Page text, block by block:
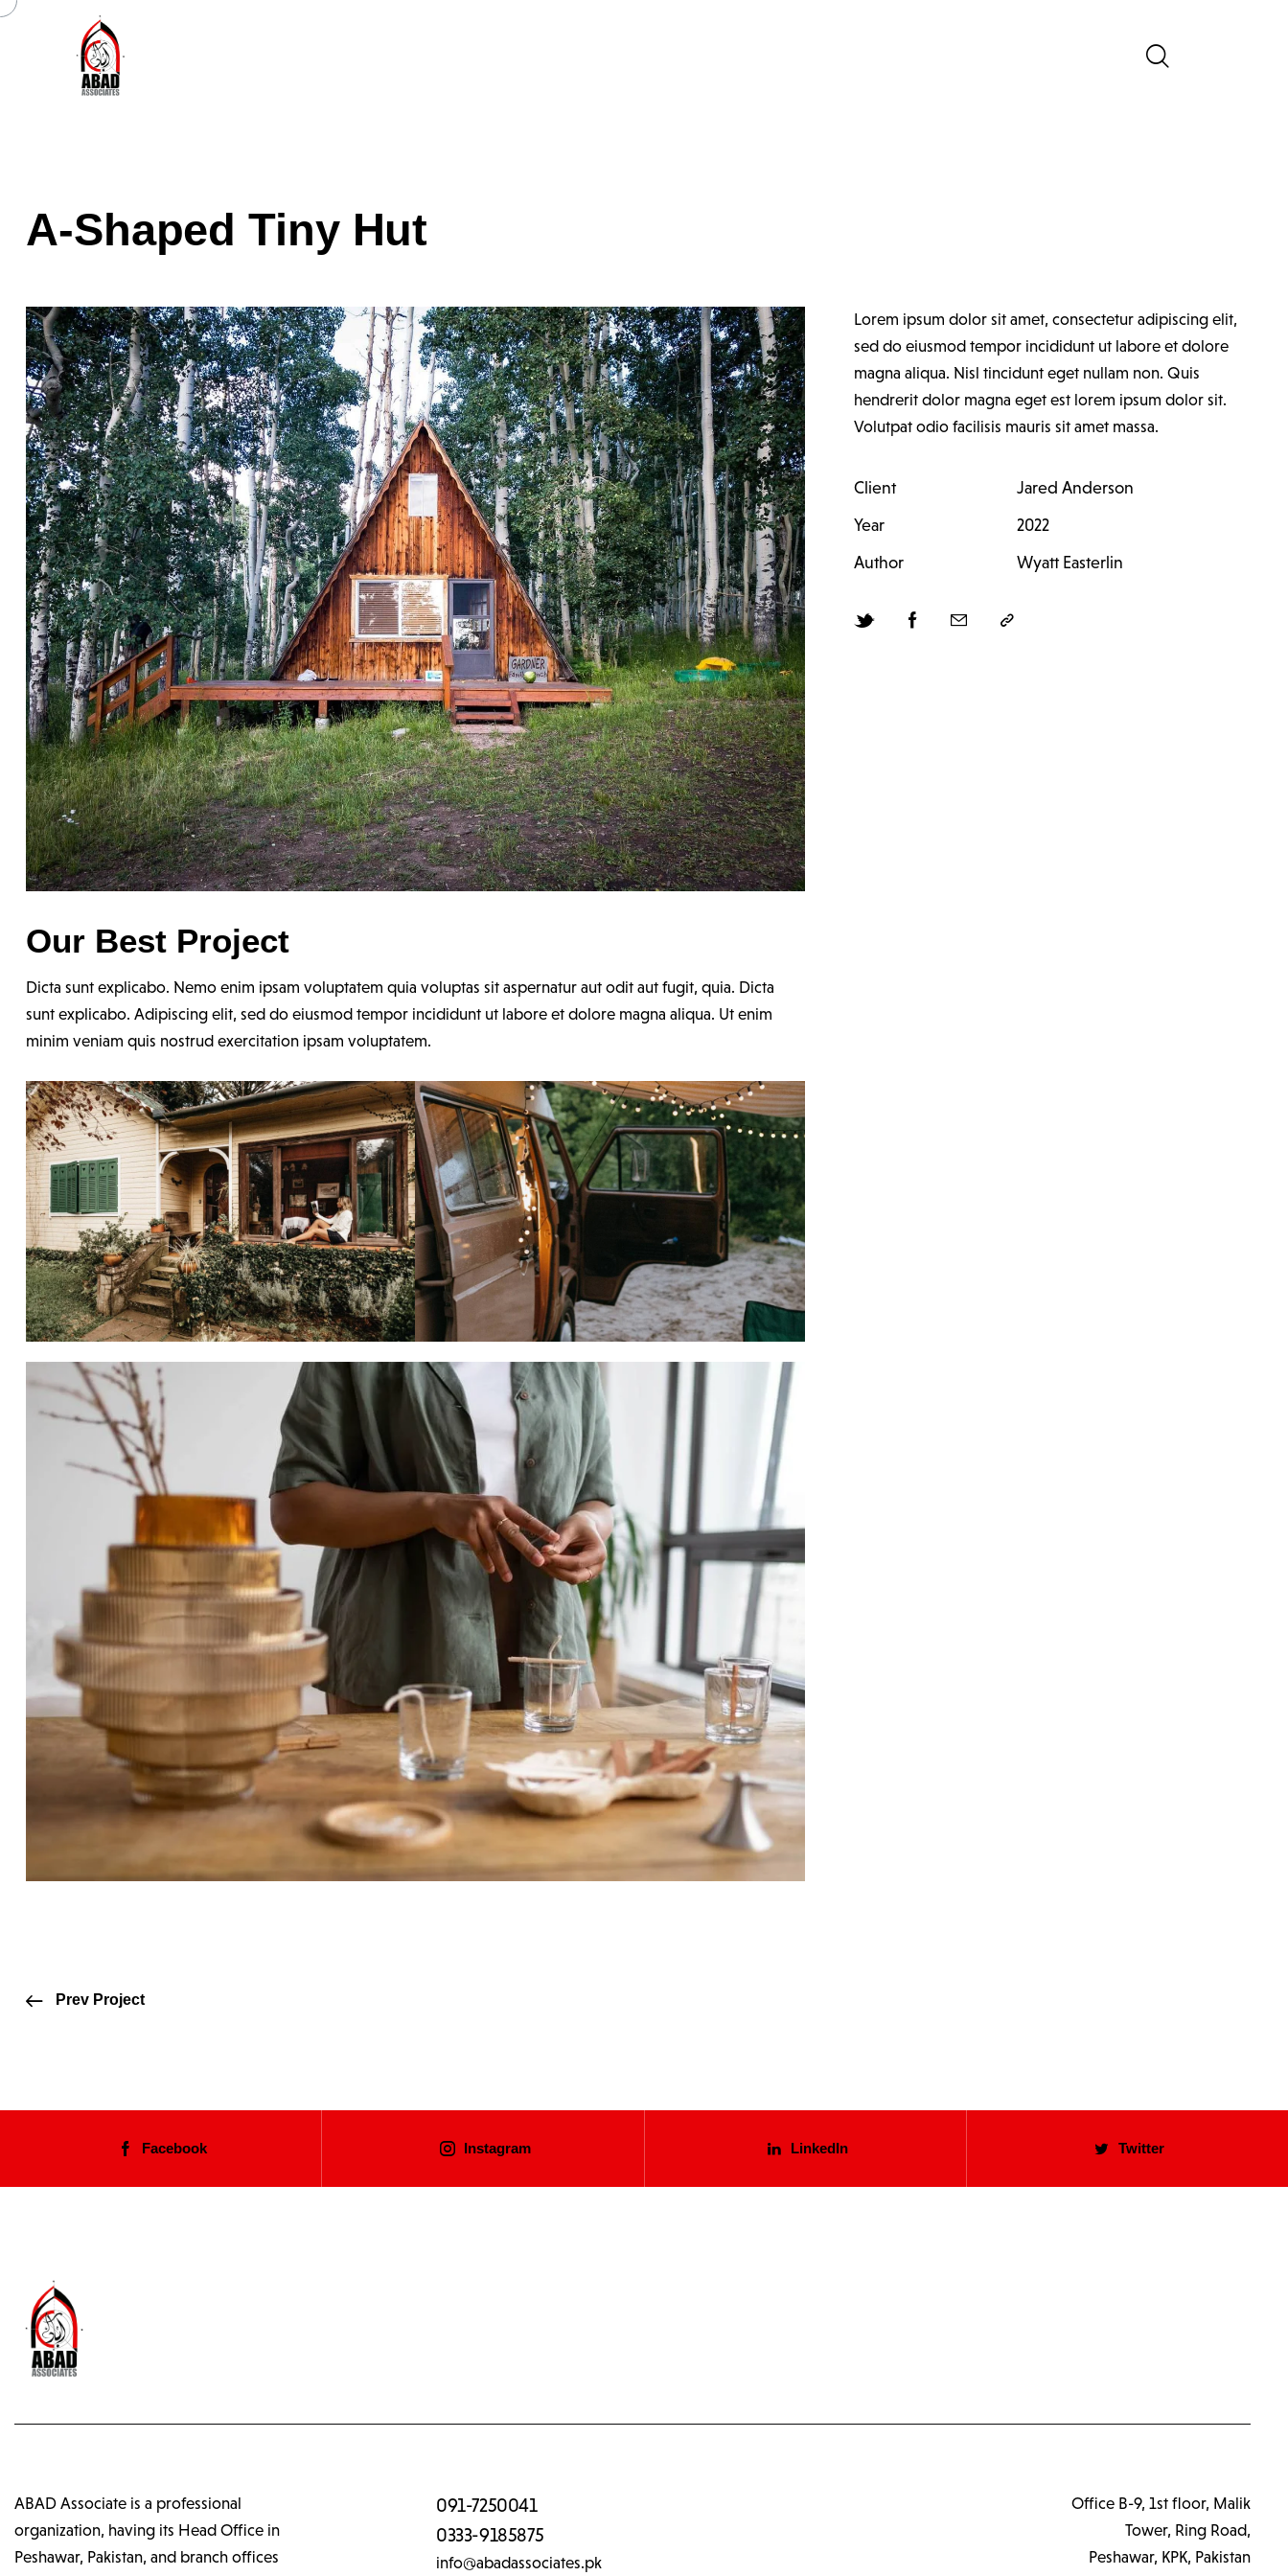
A-Shaped Tiny Hut
Our Best Project
Dicta sunt explicabo. Nemo enim ipsam voluptatem quia voluptas sit aspernatur aut odit aut fugit, quia. Dicta
sunt explicabo. Adipiscing elit, sed do eiusmod tempor incididunt ut labore et dolore magna aliqua. Ut enim
minim veniam quis nostrud exercitation ipsam voluptatem.
Lorem ipsum dolor sit amet, consectetur adipiscing elit,
sed do eiusmod tempor incididunt ut labore et dolore
magna aliqua. Nisl tincidunt eget nullam non. Quis
hendrerit dolor magna eget est lorem ipsum dolor sit.
Volutpat odio facilisis mauris sit amet massa.
Client
Jared Anderson
Year
2022
Author
Wyatt Easterlin
Prev Project
Facebook Instagram LinkedIn Twitter
ABAD Associate is a professional
organization, having its Head Office in
Peshawar, Pakistan, and branch offices
091-7250041
0333-9185875
info@abadassociates.pk
Office B-9, 1st floor, Malik
Tower, Ring Road,
Peshawar, KPK, Pakistan